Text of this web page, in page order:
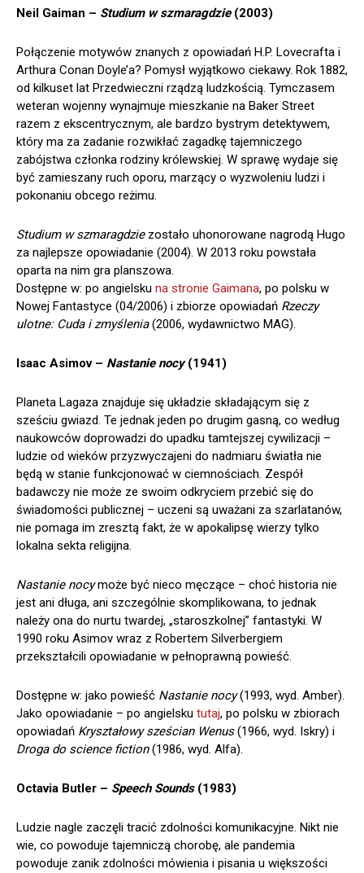
Neil Gaiman – Studium w szmaragdzie (2003)
Połączenie motywów znanych z opowiadań H.P. Lovecrafta i
Arthura Conan Doyle’a? Pomysł wyjątkowo ciekawy. Rok 1882,
od kilkuset lat Przedwieczni rządzą ludzkością. Tymczasem
weteran wojenny wynajmuje mieszkanie na Baker Street
razem z ekscentrycznym, ale bardzo bystrym detektywem,
który ma za zadanie rozwikłać zagadkę tajemniczego
zabójstwa członka rodziny królewskiej. W sprawę wydaje się
być zamieszany ruch oporu, marzący o wyzwoleniu ludzi i
pokonaniu obcego reżimu.
Studium w szmaragdziezostało uhonorowane nagrodą Hugo
za najlepsze opowiadanie (2004). W 2013 roku powstała
oparta na nim gra planszowa.
Dostępne w: po angielsku na stronie Gaimana, po polsku w
Nowej Fantastyce (04/2006) i zbiorze opowiadań Rzeczy
ulotne: Cuda i zmyślenia(2006, wydawnictwo MAG).
Isaac Asimov – Nastanie nocy(1941)
Planeta Lagaza znajduje się układzie składającym się z
sześciu gwiazd. Te jednak jeden po drugim gasną, co według
naukowców doprowadzi do upadku tamtejszej cywilizacji –
ludzie od wieków przyzwyczajeni do nadmiaru światła nie
będą w stanie funkcjonować w ciemnościach. Zespół
badawczy nie może ze swoim odkryciem przebić się do
świadomości publicznej – uczeni są uważani za szarlatanów,
nie pomaga im zresztą fakt, że w apokalipsę wierzy tylko
lokalna sekta religijna.
Nastanie nocymoże być nieco męczące – choć historia nie
jest ani długa, ani szczególnie skomplikowana, to jednak
należy ona do nurtu twardej, „staroszkolnej” fantastyki. W
1990 roku Asimov wraz z Robertem Silverbergiem
przekształcili opowiadanie w pełnoprawną powieść.
Dostępne w: jako powieść Nastanie nocy(1993, wyd. Amber).
Jako opowiadanie – po angielsku tutaj, po polsku w zbiorach
opowiadań Kryształowy sześcian Wenus(1966, wyd. Iskry) i
Droga do science fiction(1986, wyd. Alfa).
Octavia Butler – Speech Sounds(1983)
Ludzie nagle zaczęli tracić zdolności komunikacyjne. Nikt nie
wie, co powoduje tajemniczą chorobę, ale pandemia
powoduje zanik zdolności mówienia i pisania u większości